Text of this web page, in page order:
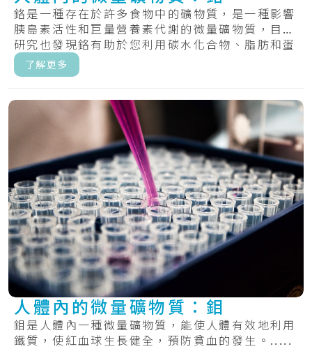
鉻是一種存在於許多食物中的礦物質，是一種影響
胰島素活性和巨量營養素代謝的微量礦物質，目前
研究也發現鉻有助於您利用碳水化合物、脂肪和蛋
白質.....
了解更多
人體內的微量礦物質：鉬
鉬是人體內一種微量礦物質，能使人體有效地利用
鐵質，使紅血球生長健全，預防貧血的發生。.....